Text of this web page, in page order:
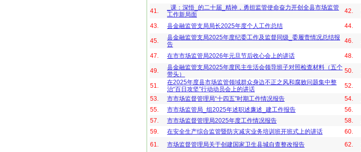
41.
_课：深悟_的二十届_精神，勇担监管使命奋力开创全县市场监管
工作新局面
42.
43.
县金融监管支局局长2025年度个人工作总结 44.
45.
县金融监管支局2025年度纪委工作及监督同级_委履责情况总结报
告
46.
47. 在市市场监管局2026年元旦节后收心会上的讲话 48.
49.
县金融监管支局2025年度民主生活会领导班子对照检查材料（五个
带头）
50.
51.
在2025年度县市场监管领域群众身边不正之风和腐败问题集中整
治“百日攻坚”行动动员会上的讲话
52.
53.
市市场监督管理局“十四五”时期工作情况报告 54.
55.
市市场监管局_组2025年述职述廉述_建工作报告 56.
57.
市市场监督管理局2025年度工作情况报告 58.
59.
在安全生产综合监管暨防灾减灾业务培训班开班式上的讲话 60.
61.
市场监督管理局关于创建国家卫生县城自查整改报告 62.